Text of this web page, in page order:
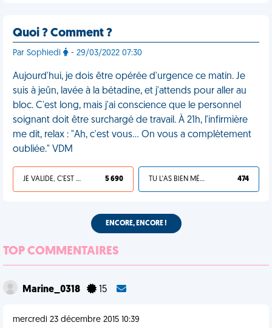
Quoi ? Comment ?
Par Sophiedi - 29/03/2022 07:30
Aujourd'hui, je dois être opérée d'urgence ce matin. Je
suis à jeûn, lavée à la bétadine, et j'attends pour aller au
bloc. C'est long, mais j'ai conscience que le personnel
soignant doit être surchargé de travail. À 21h, l'infirmière
me dit, relax : "Ah, c'est vous… On vous a complètement
oubliée." VDM
JE VALIDE, C'EST UNE VDM 5 690 TU L'AS BIEN MÉRITÉ 474
ENCORE, ENCORE !
TOP COMMENTAIRES
Marine_0318 15
mercredi 23 décembre 2015 10:39